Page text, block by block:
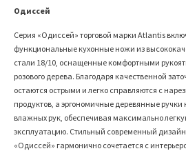
Одиссей
Серия «Одиссей» торговой марки Atlantis
функциональные кухонные ножи из
стали 18/10, оснащенные комфортными
розового дерева. Благодаря качественной
остаются острыми и легко справляются с
продуктов, а эргономичные деревянные ручки
влажных рук, обеспечивая максимально
эксплуатацию. Стильный современный
«Одиссей» гармонично сочетается с